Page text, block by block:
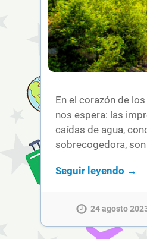
En el corazón de
nos espera: las
caídas de agua,
sobrecogedora,
Seguir leyendo →
24 agosto